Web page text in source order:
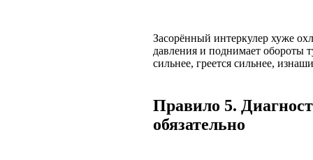
Засорённый интеркулер хуже
давления и поднимает обороты
сильнее, греется сильнее,
Правило 5.
обязательно